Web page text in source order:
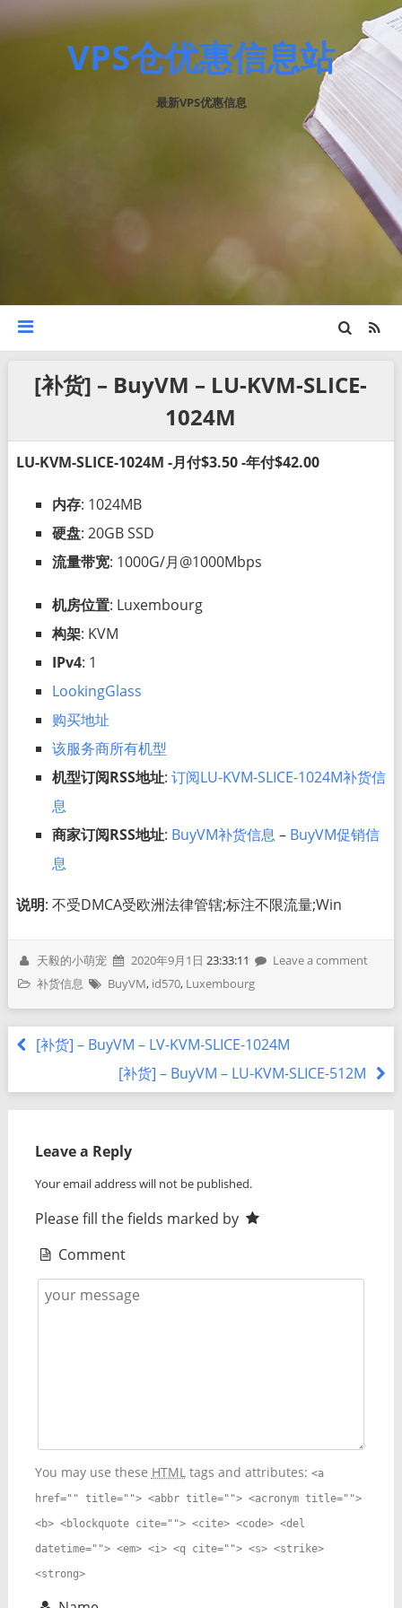
VPS仓优惠信息站
最新VPS优惠信息
[补货] – BuyVM – LU-KVM-SLICE-
1024M
LU-KVM-SLICE-1024M -月付$3.50 -年付$42.00
内存: 1024MB
硬盘: 20GB SSD
流量带宽: 1000G/月@1000Mbps
机房位置: Luxembourg
构架: KVM
IPv4: 1
LookingGlass
购买地址
该服务商所有机型
机型订阅RSS地址: 订阅LU-KVM-SLICE-1024M补货信
息
商家订阅RSS地址: BuyVM补货信息 – BuyVM促销信
息
说明: 不受DMCA受欧洲法律管辖;标注不限流量;Win
天毅的小萌宠 2020年9月1日 23:33:11
Leave a comment
补货信息
BuyVM, id570, Luxembourg
[补货] – BuyVM – LV-KVM-SLICE-1024M
[补货] – BuyVM – LU-KVM-SLICE-512M
Leave a Reply
Your email address will not be published.
Please fill the fields marked by
Comment
You may use these HTMLtags and attributes: <a
href="" title=""> <abbr title=""> <acronym title="">
<b> <blockquote cite=""> <cite> <code> <del
datetime=""> <em> <i> <q cite=""> <s> <strike>
<strong>